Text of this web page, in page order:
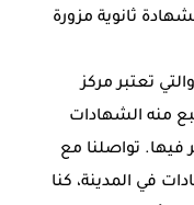
ثانوية مزورة
تعتبر مركز
منه الشهادات
فيها. تواصلنا مع
في المدينة، كنا